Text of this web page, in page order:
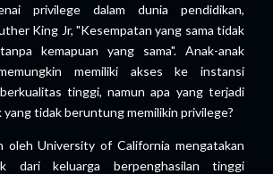
privilege dalam dunia pendidikan,
King Jr, "Kesempatan yang sama tidak
kemapuan yang sama". Anak-anak
memiliki akses ke instansi
tinggi, namun apa yang terjadi
yang tidak beruntung memilikin privilege?
oleh University of California mengatakan
dari keluarga berpenghasilan tinggi